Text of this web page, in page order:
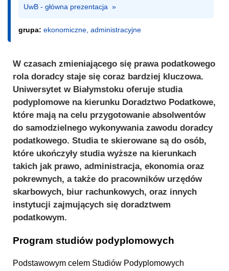
UwB - główna prezentacja  »
grupa: ekonomiczne, administracyjne
W czasach zmieniającego się prawa podatkowego
rola doradcy staje się coraz bardziej kluczowa.
Uniwersytet w Białymstoku oferuje studia
podyplomowe na kierunku Doradztwo Podatkowe,
które mają na celu przygotowanie absolwentów
do samodzielnego wykonywania zawodu doradcy
podatkowego. Studia te skierowane są do osób,
które ukończyły studia wyższe na kierunkach
takich jak prawo, administracja, ekonomia oraz
pokrewnych, a także do pracowników urzędów
skarbowych, biur rachunkowych, oraz innych
instytucji zajmujących się doradztwem
podatkowym.
Program studiów podyplomowych
Podstawowym celem Studiów Podyplomowych